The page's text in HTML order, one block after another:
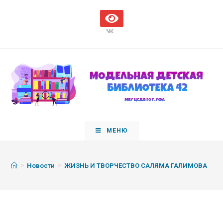
МЕНЮ
> Новости > ЖИЗНЬ И ТВОРЧЕСТВО САЛЯМА ГАЛИМОВА